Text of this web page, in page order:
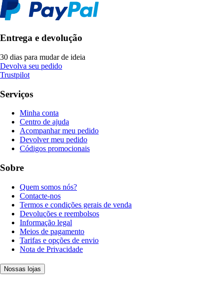
Entrega e devolução
30 dias para mudar de ideia
Devolva seu pedido
Trustpilot
Serviços
Minha conta
Centro de ajuda
Acompanhar meu pedido
Devolver meu pedido
Códigos promocionais
Sobre
Quem somos nós?
Contacte-nos
Termos e condições gerais de venda
Devoluções e reembolsos
Informação legal
Meios de pagamento
Tarifas e opções de envio
Nota de Privacidade
Nossas lojas